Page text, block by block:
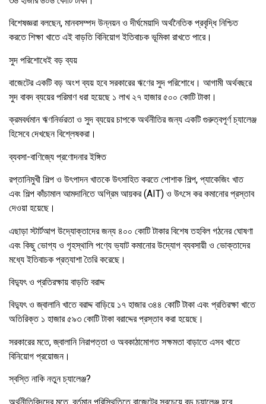
বিশেষজ্ঞরা বলছেন, মানবসম্পদ উন্নয়ন ও দীর্ঘমেয়াদি অর্থনৈতিক প্রবৃদ্ধি নিশ্চিত
করতে শিক্ষা খাতে এই বাড়তি বিনিয়োগ ইতিবাচক ভূমিকা রাখতে পারে।
সুদ পরিশোধেই বড় ব্যয়
বাজেটের একটি বড় অংশ ব্যয় হবে সরকারের ঋণের সুদ পরিশোধে। আগামী অর্থবছরে
সুদ বাবদ ব্যয়ের পরিমাণ ধরা হয়েছে ১ লাখ ২৭ হাজার ৫০০ কোটি টাকা।
ক্রমবর্ধমান ঋণনির্ভরতা ও সুদ ব্যয়ের চাপকে অর্থনীতির জন্য একটি গুরুত্বপূর্ণ চ্যালেঞ্জ
হিসেবে দেখছেন বিশ্লেষকরা।
ব্যবসা-বাণিজ্যে প্রণোদনার ইঙ্গিত
রপ্তানিমুখী শিল্প ও উৎপাদন খাতকে উৎসাহিত করতে পোশাক শিল্প, প্যাকেজিং খাত
এবং শিল্প কাঁচামাল আমদানিতে অগ্রিম আয়কর (AIT) ও উৎসে কর কমানোর প্রস্তাব
দেওয়া হয়েছে।
এছাড়া স্টার্টআপ উদ্যোক্তাদের জন্য ৪০০ কোটি টাকার বিশেষ তহবিল গঠনের ঘোষণা
এবং কিছু ভোগ্য ও গৃহস্থালি পণ্যে ভ্যাট কমানোর উদ্যোগ ব্যবসায়ী ও ভোক্তাদের
মধ্যে ইতিবাচক প্রত্যাশা তৈরি করেছে।
বিদ্যুৎ ও প্রতিরক্ষায় বাড়তি বরাদ্দ
বিদ্যুৎ ও জ্বালানি খাতে বরাদ্দ বাড়িয়ে ১৭ হাজার ৩৪৪ কোটি টাকা এবং প্রতিরক্ষা খাতে
অতিরিক্ত ১ হাজার ৫৯৩ কোটি টাকা বরাদ্দের প্রস্তাব করা হয়েছে।
সরকারের মতে, জ্বালানি নিরাপত্তা ও অবকাঠামোগত সক্ষমতা বাড়াতে এসব খাতে
বিনিয়োগ প্রয়োজন।
স্বস্তি নাকি নতুন চ্যালেঞ্জ?
অর্থনীতিবিদদের মতে, বর্তমান পরিস্থিতিতে বাজেটের সবচেয়ে বড় চ্যালেঞ্জ হবে